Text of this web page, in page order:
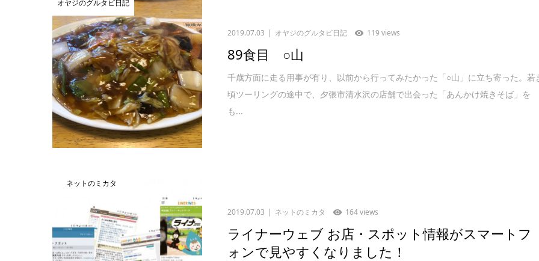
オヤジのグルタビ日記
2019.07.03 オヤジのグルタビ日記 119 views
89食目 ○山
千歳方面に走る用事が有り、以前から行ってみたかった「○山」に立ち寄った。若
頃ツーリングの途中で、夕張市清水沢の店舗で出会った「あんかけ焼きそば」を
も...
ネットのミカタ
2019.07.03 ネットのミカタ 164 views
ライナーウェブ お店・スポット情報がスマートフ
ォンで見やすくなりました！